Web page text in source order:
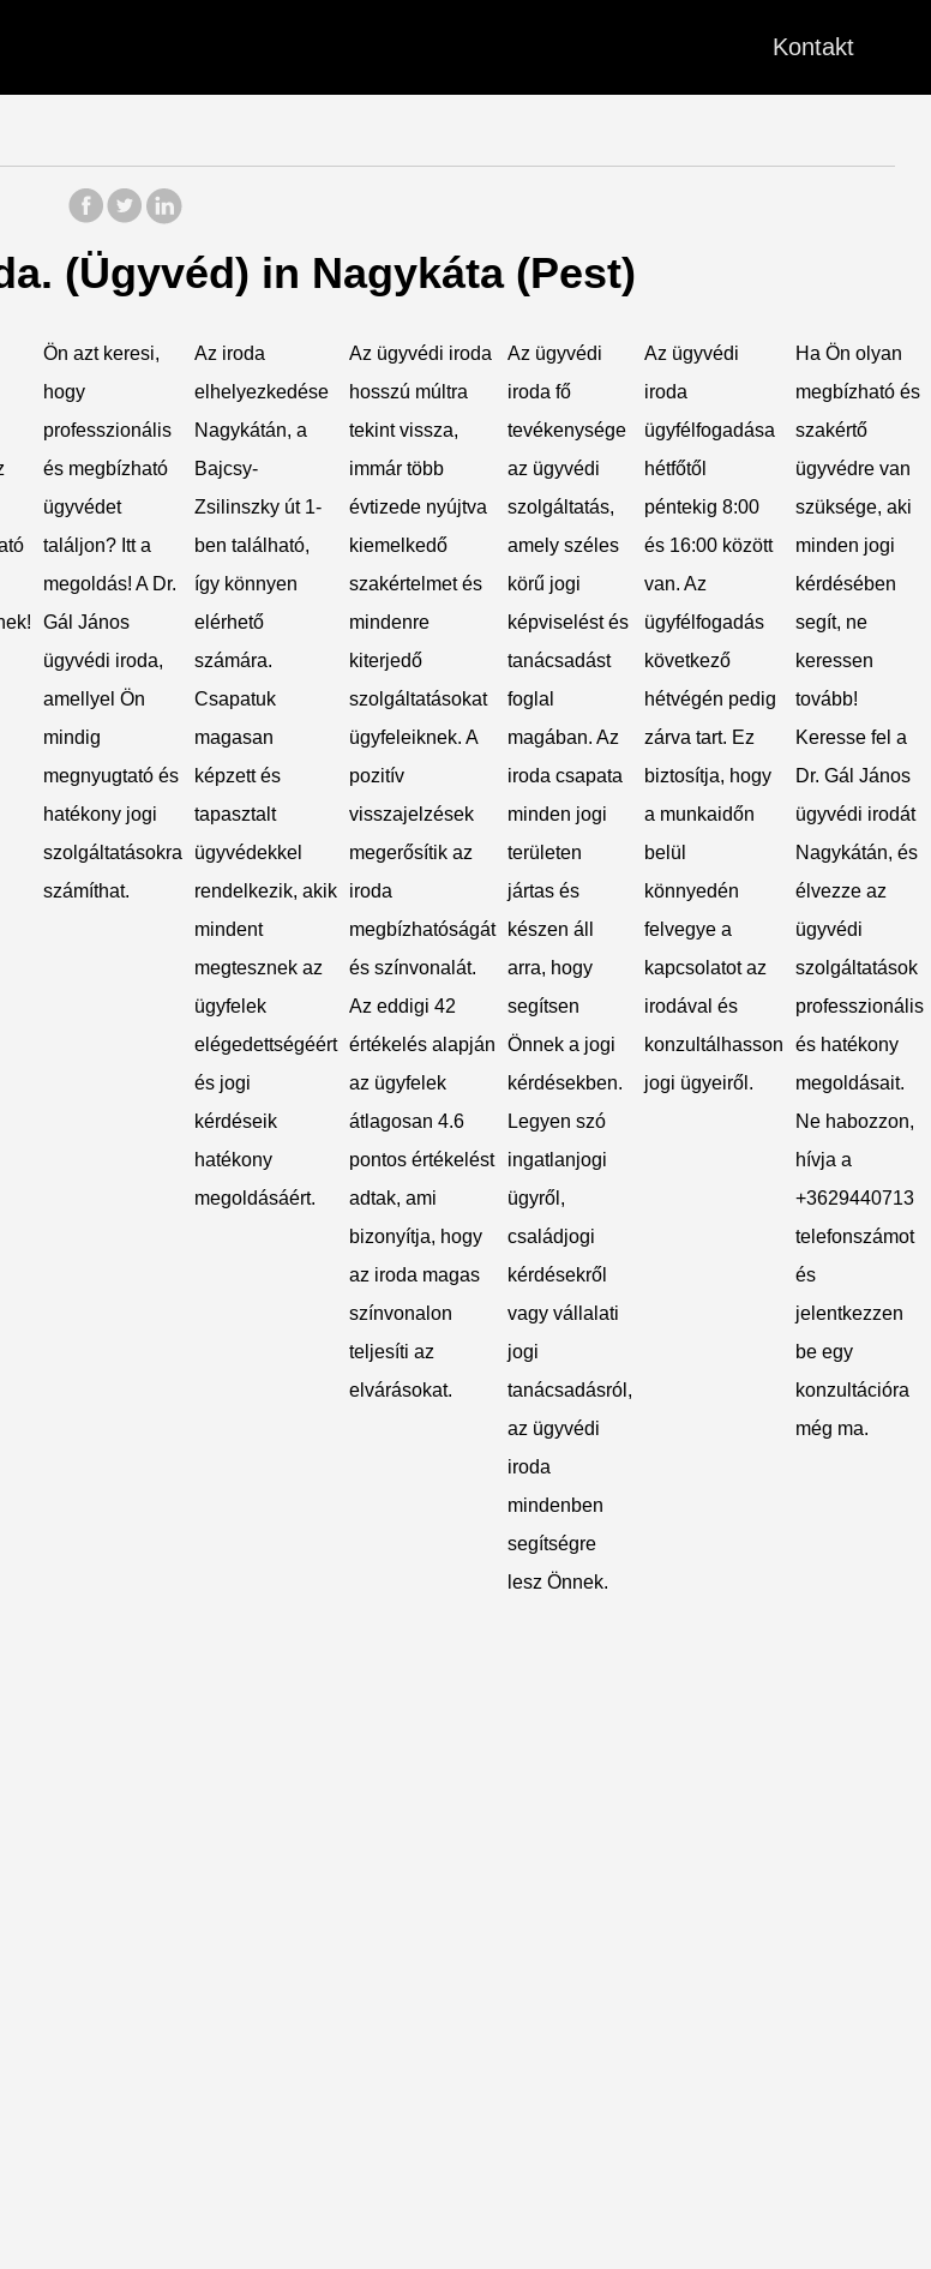
Kontakt
(Ügyvéd) in Nagykáta (Pest)
Ön azt keresi,
hogy
professzionális
és megbízható
ügyvédet
találjon? Itt a
megoldás! A Dr.
Gál János
ügyvédi iroda,
amellyel Ön
mindig
megnyugtató és
hatékony jogi
szolgáltatásokra
számíthat.
Az iroda
elhelyezkedése
Nagykátán, a
Bajcsy-
Zsilinszky út 1-
ben található,
így könnyen
elérhető
számára.
Csapatuk
magasan
képzett és
tapasztalt
ügyvédekkel
rendelkezik, akik
mindent
megtesznek az
ügyfelek
elégedettségéért
és jogi
kérdéseik
hatékony
megoldásáért.
Az ügyvédi iroda
hosszú múltra
tekint vissza,
immár több
évtizede nyújtva
kiemelkedő
szakértelmet és
mindenre
kiterjedő
szolgáltatásokat
ügyfeleiknek. A
pozitív
visszajelzések
megerősítik az
iroda
megbízhatóságát
és színvonalát.
Az eddigi 42
értékelés alapján
az ügyfelek
átlagosan 4.6
pontos értékelést
adtak, ami
bizonyítja, hogy
az iroda magas
színvonalon
teljesíti az
elvárásokat.
Az ügyvédi
iroda fő
tevékenysége
az ügyvédi
szolgáltatás,
amely széles
körű jogi
képviselést és
tanácsadást
foglal
magában. Az
iroda csapata
minden jogi
területen
jártas és
készen áll
arra, hogy
segítsen
Önnek a jogi
kérdésekben.
Legyen szó
ingatlanjogi
ügyről,
családjogi
kérdésekről
vagy vállalati
jogi
tanácsadásról,
az ügyvédi
iroda
mindenben
segítségre
lesz Önnek.
Az ügyvédi
iroda
ügyfélfogadása
hétfőtől
péntekig 8:00
és 16:00 között
van. Az
ügyfélfogadás
következő
hétvégén pedig
zárva tart. Ez
biztosítja, hogy
a munkaidőn
belül
könnyedén
felvegye a
kapcsolatot az
irodával és
konzultálhasson
jogi ügyeiről.
Ha Ön olyan
megbízható és
szakértő
ügyvédre van
szüksége, aki
minden jogi
kérdésében
segít, ne
keressen
tovább!
Keresse fel a
Dr. Gál János
ügyvédi irodát
Nagykátán, és
élvezze az
ügyvédi
szolgáltatások
professzionális
és hatékony
megoldásait.
Ne habozzon,
hívja a
+3629440713
telefonszámot
és
jelentkezzen
be egy
konzultációra
még ma.